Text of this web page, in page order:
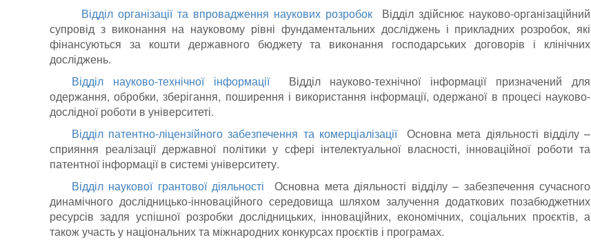
Відділ організації та впровадження наукових розробок Відділ здійснює науково-організаційний
супровід з виконання на науковому рівні фундаментальних досліджень і прикладних розробок, які
фінансуються за кошти державного бюджету та виконання господарських договорів і клінічних
досліджень.
Відділ науково-технічної інформаціїВідділ науково-технічної інформації призначений для
одержання, обробки, зберігання, поширення і використання інформації, одержаної в процесі науково-
дослідної роботи в університеті.
Відділ патентно-ліцензійного забезпечення та комерціалізаціїОсновна мета діяльності відділу –
сприяння реалізації державної політики у сфері інтелектуальної власності, інноваційної роботи та
патентної інформації в системі університету.
Відділ наукової грантової діяльності Основна мета діяльності відділу – забезпечення сучасного
динамічного дослідницько-інноваційного середовища шляхом залучення додаткових позабюджетних
ресурсів задля успішної розробки дослідницьких, інноваційних, економічних, соціальних проєктів, а
також участь у національних та міжнародних конкурсах проєктів і програмах.